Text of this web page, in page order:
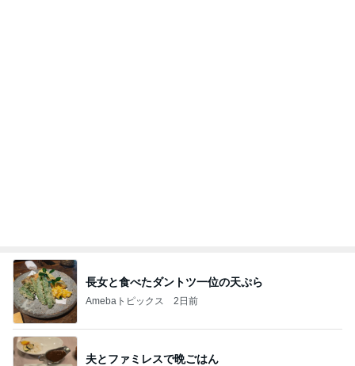
長女と食べたダントツ一位の天ぷら
Amebaトピックス 2日前
夫とファミレスで晩ごはん